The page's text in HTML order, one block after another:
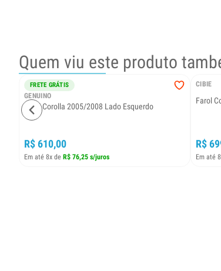
Quem viu este produto
FRETE GRÁTIS
GENUINO
Farol Corolla 2005/2008 Lado Esquerdo
R$ 610,00
Em até 8x de R$ 76,25 s/juros
CIBIE
Farol
R$
Em até